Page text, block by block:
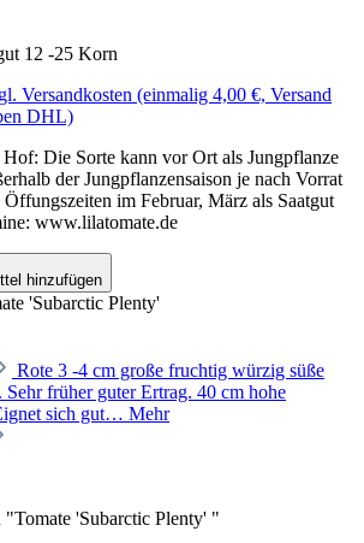
12 -25 Korn
Versandkosten (einmalig 4,00 €, Versand
DHL)
Die Sorte kann vor Ort als Jungpflanze
der Jungpflanzensaison je nach Vorrat
Öffungszeiten im Februar, März als Saatgut
www.lilatomate.de
hinzufügen
'Subarctic Plenty'
Rote 3 -4 cm große fruchtig würzig süße
Sehr früher guter Ertrag. 40 cm hohe
sich gut… Mehr
'Subarctic Plenty' "